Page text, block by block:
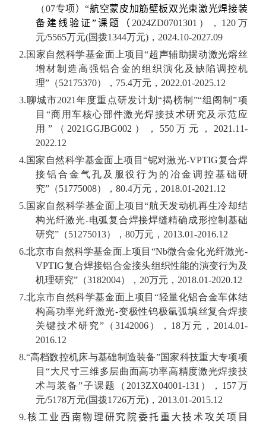
（07专项）“航空蒙皮加筋壁板双光束激光焊接装
备建线验证”课题（ 2024ZD0701301 ）， 120 万
元/5565万元(国拨1344万元) ， 2024.10-2027.09
2.国家自然科学基金面上项目“超声辅助摆动激光熔丝
增材制造高强铝合金的组织演化及缺陷调控机
理”（52175370）， 75.4万元， 2022.01-2025.12
3.聊城市2021 年度重点研发计划“揭榜制”“组阁制”项
目“商用车核心部件激光焊接技术研究及示范应
用”（ 2021GGJBG002 ）， 550万元， 2021.11-
2022.12
4.国家自然科学基金面上项目“铌对激光-VPTIG复合焊
接铝合金气孔及服役行为的冶金调控基础研
究”（51775008），80.4万元， 2018.01-2021.12
5.国家自然科学基金面上项目“航天发动机再生冷却结
构光纤激光-电弧复合焊接焊缝精确成形控制基础
研究”（51275013），80万元， 2013.01-2016.12
6.北京市自然科学基金面上项目“Nb微合金化光纤激光-
VPTIG复合焊接铝合金接头组织性能的演变行为及
机理研究”（3182004）， 20万元， 2018.01-2020.12
7.北京市自然科学基金面上项目“轻量化铝合金车体结
构高功率光纤激光-变极性钨极氩弧填丝复合焊接
关键技术研究”（3142006 ）， 18万元， 2014.01-
2016.12
8.“高档数控机床与基础制造装备”国家科技重大专项项
目“大尺寸三维多层曲面高功率高精度激光焊接技
术与装备”子课题（ 2013ZX04001-131 ）， 157万
元/5178万元(国拨1726万元) ， 2013.01-2015.12
9.核工业西南物理研究院委托重大技术攻关项目